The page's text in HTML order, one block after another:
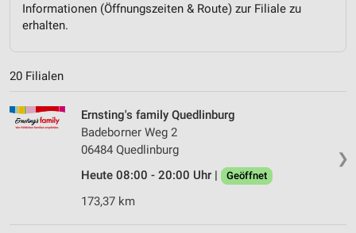
Informationen (Öffnungszeiten & Route) zur Filiale zu
erhalten.
20 Filialen
❯
Ernsting's family Quedlinburg
Badeborner Weg 2
06484 Quedlinburg
Heute 08:00 - 20:00 Uhr |
Geöffnet
173,37 km